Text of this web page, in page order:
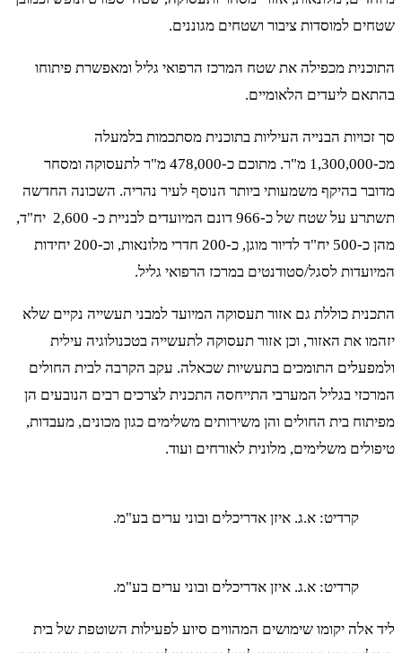
שטחים למוסדות ציבור ושטחים מגוננים.
התוכנית מכפילה את שטח המרכז הרפואי גליל ומאפשרת פיתוחו
בהתאם ליעדים הלאומיים.
סך זכויות הבנייה העיליות בתוכנית מסתכמות בלמעלה
מכ-1,300,000 מ"ר. מתוכם כ-478,000 מ"ר לתעסוקה ומסחר
מדובר בהיקף משמעותי ביותר הנוסף לעיר נהריה. השכונה החדשה
תשתרע על שטח של כ-966 דונם המיועדים לבניית כ- 2,600 יח"ד,
מהן כ-500 יח"ד לדיור מוגן, כ-200 חדרי מלונאות, וכ-200 יחידות
המיועדות לסגל/סטודנטים במרכז הרפואי גליל.
התכנית כוללת גם אזור תעסוקה המיועד למבני תעשייה נקיים שלא
יזהמו את האזור, וכן אזור תעסוקה לתעשייה בטכנולוגיה עילית
ולמפעלים התומכים בתעשיות שכאלה. עקב הקרבה לבית החולים
המרכזי בגליל המערבי התייחסה התכנית לצרכים רבים הנובעים הן
מפיתוח בית החולים והן משירותים משלימים כגון מכונים, מעבדות,
טיפולים משלימים, מלונית לאורחים ועוד.
קרדיט: א.ג. איזן אדריכלים ובוני ערים בע"מ.
קרדיט: א.ג. איזן אדריכלים ובוני ערים בע"מ.
ליד אלה יקומו שימושים המהווים סיוע לפעילות השוטפת של בית